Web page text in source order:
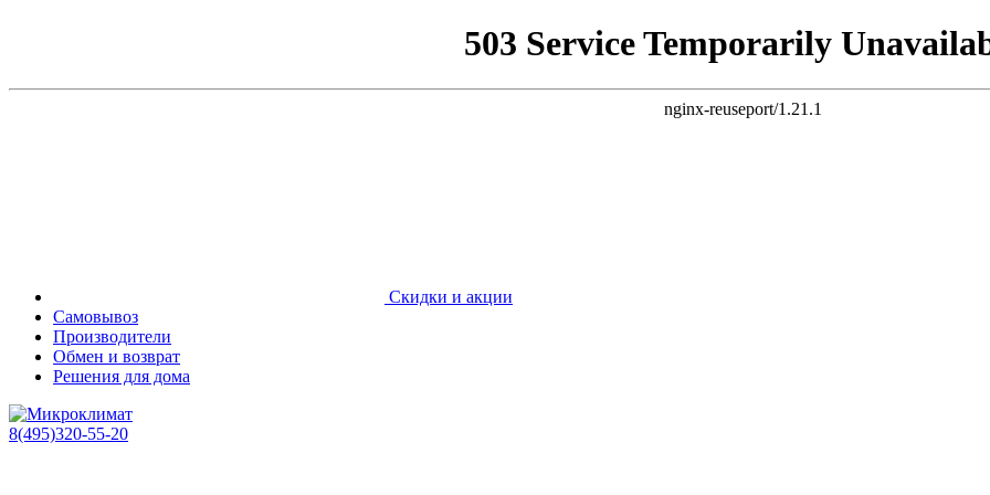
503 Service Temporarily
nginx-reuseport/1.21.1
Скидки и акции
Самовывоз
Производители
Обмен и возврат
Решения для дома
8(495)320-55-20